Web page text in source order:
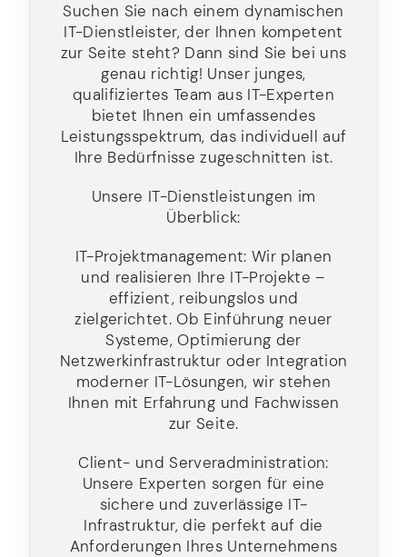
Suchen Sie nach einem dynamischen
IT-Dienstleister, der Ihnen kompetent
zur Seite steht? Dann sind Sie bei uns
genau richtig! Unser junges,
qualifiziertes Team aus IT-Experten
bietet Ihnen ein umfassendes
Leistungsspektrum, das individuell auf
Ihre Bedürfnisse zugeschnitten ist.
Unsere IT-Dienstleistungen im
Überblick:
IT-Projektmanagement: Wir planen
und realisieren Ihre IT-Projekte –
effizient, reibungslos und
zielgerichtet. Ob Einführung neuer
Systeme, Optimierung der
Netzwerkinfrastruktur oder Integration
moderner IT-Lösungen, wir stehen
Ihnen mit Erfahrung und Fachwissen
zur Seite.
Client- und Serveradministration:
Unsere Experten sorgen für eine
sichere und zuverlässige IT-
Infrastruktur, die perfekt auf die
Anforderungen Ihres Unternehmens